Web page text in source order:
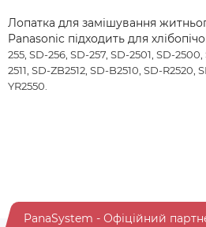
Лопатка для замішування
Panasonic підходить для
255, SD-256, SD-257, SD-2501, SD-
2511, SD-ZB2512, SD-B2510, SD-R2520,
YR2550.
PanaSystem - Офіційний